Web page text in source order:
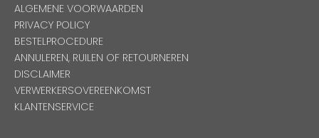
ALGEMENE VOORWAARDEN
PRIVACY POLICY
BESTELPROCEDURE
ANNULEREN, RUILEN OF RETOURNEREN
DISCLAIMER
VERWERKERSOVEREENKOMST
KLANTENSERVICE